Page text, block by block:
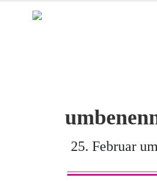
25. Februar